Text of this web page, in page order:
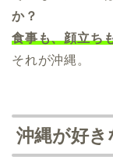
か？
食事も、顔立ち
それが沖縄。
沖縄が好き